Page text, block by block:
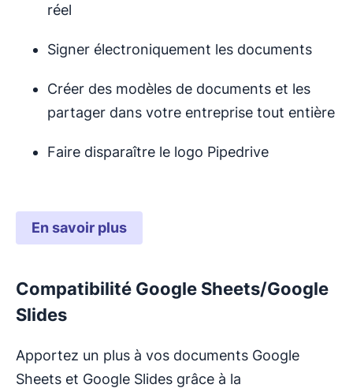
réel
Signer électroniquement les documents
Créer des modèles de documents et les
partager dans votre entreprise tout entière
Faire disparaître le logo Pipedrive
En savoir plus
Compatibilité Google Sheets/Google
Slides
Apportez un plus à vos documents Google
Sheets et Google Slides grâce à la